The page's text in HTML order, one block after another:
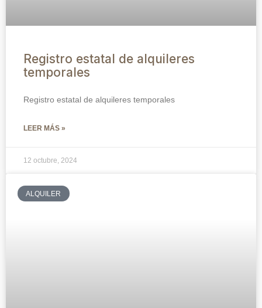
Registro estatal de alquileres
temporales
Registro estatal de alquileres temporales
LEER MÁS »
12 octubre, 2024
ALQUILER